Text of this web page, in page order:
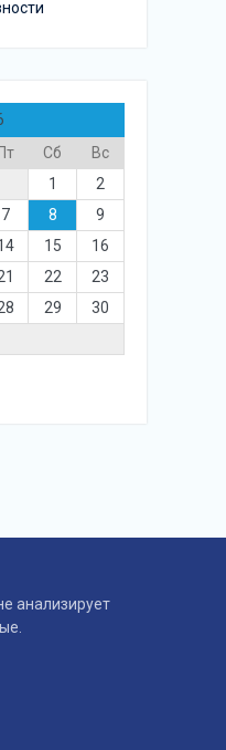
Пт Сб
Вс
1
2
7 8
9
15
16
22
23
29
30
анализирует